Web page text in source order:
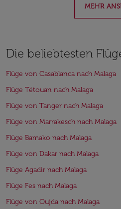
MEHR
Die beliebtesten
Flüge von Casablanca nach Malaga
Flüge Tétouan nach Malaga
Flüge von Tanger nach Malaga
Flüge von Marrakesch nach Malaga
Flüge Bamako nach Malaga
Flüge von Dakar nach Malaga
Flüge Agadir nach Malaga
Flüge Fes nach Malaga
Flüge von Oujda nach Malaga